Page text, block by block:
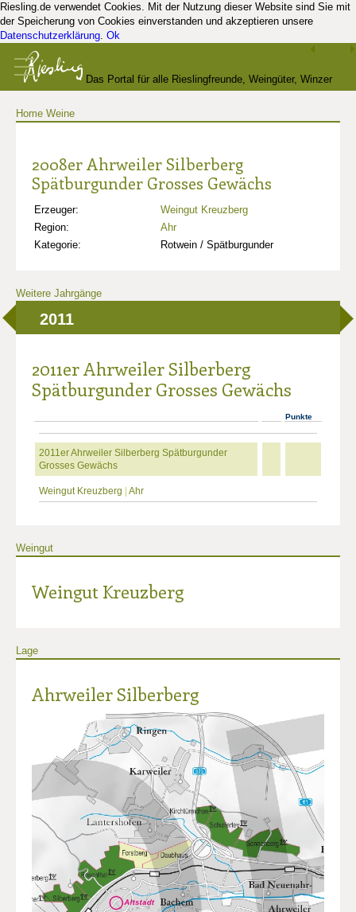
Riesling.de verwendet Cookies. Mit der Nutzung dieser Website sind Sie mit
der Speicherung von Cookies einverstanden und akzeptieren unsere
Datenschutzerklärung. Ok
Das Portal für alle Rieslingfreunde, Weingüter, Winzer
Home Weine
2008er Ahrweiler Silberberg
Spätburgunder Grosses Gewächs
Erzeuger:
Weingut Kreuzberg
Region:
Ahr
Kategorie:
Rotwein / Spätburgunder
Weitere Jahrgänge
2011
2011er Ahrweiler Silberberg
Spätburgunder Grosses Gewächs
Punkte
2011er Ahrweiler Silberberg Spätburgunder
Grosses Gewächs
Weingut Kreuzberg Ahr
Weingut
Weingut Kreuzberg
Lage
Ahrweiler Silberberg